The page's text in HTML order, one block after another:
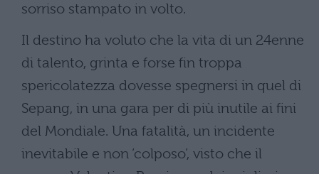
sorriso stampato in volto.
Il destino ha voluto che la vita di un 24enne
di talento, grinta e forse fin troppa
spericolatezza dovesse spegnersi in quel di
Sepang, in una gara per di più inutile ai fini
del Mondiale. Una fatalità, un incidente
inevitabile e non ‘colposo’, visto che il